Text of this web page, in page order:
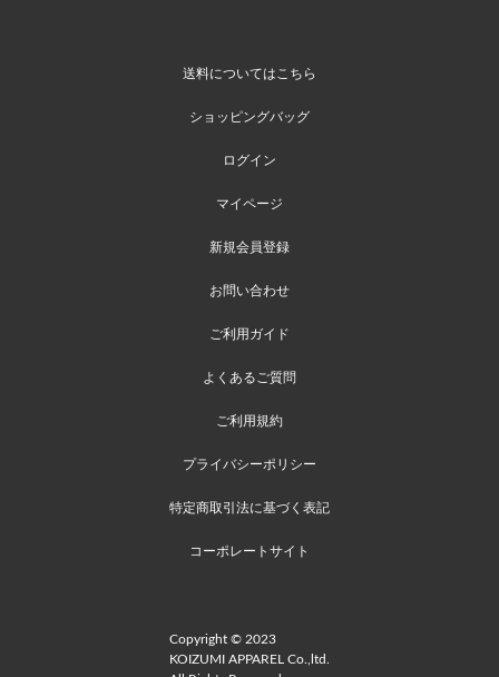
送料についてはこちら
ショッピングバッグ
ログイン
マイページ
新規会員登録
お問い合わせ
ご利用ガイド
よくあるご質問
ご利用規約
プライバシーポリシー
特定商取引法に基づく表記
コーポレートサイト
Copyright © 2023
KOIZUMI APPAREL Co.,ltd.